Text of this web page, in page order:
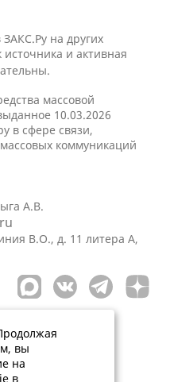
на других
источника и активная
массовой
10.03.2026
в сфере связи,
коммуникаций
А.В.
В.О., д. 11 литера А,
вы
на
в